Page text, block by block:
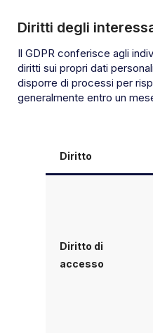
Diritti degli
Il GDPR conferisce agli
diritti sui propri dati
disporre di processi per
generalmente entro un
Diritto
Diritto di
accesso